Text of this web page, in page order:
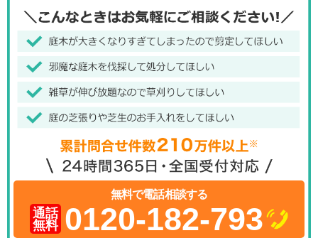
無料で電話相談する
通話
無料 0120-182-793